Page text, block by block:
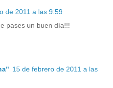
de 2011 a las 9:59
pases un buen día!!!
15 de febrero de 2011 a las